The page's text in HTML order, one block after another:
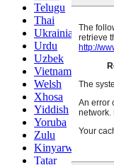
Telugu
Thai
Ukrainian
Urdu
Uzbek
Vietnamese
Welsh
Xhosa
Yiddish
Yoruba
Zulu
Kinyarwanda
Tatar